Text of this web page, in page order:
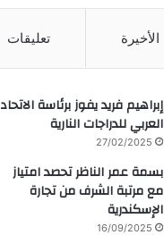
الأخيرة تعليقات
إبراهيم فريد يفوز برئاسة الاتحاد
العربي للدراجات النارية
27/02/2025
بسمة عمر الناظر تحصد امتياز
مع مرتبة الشرف من تجارة
الإسكندرية
16/09/2025